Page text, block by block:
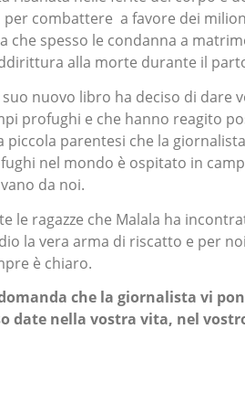
per combattere a favore dei
che spesso le condanna a
alla morte durante il
suo nuovo libro ha deciso di dare
profughi e che hanno reagito
piccola parentesi che la
nel mondo è ospitato in
da noi.
le ragazze che Malala ha
la vera arma di riscatto e per
è chiaro.
che la giornalista vi
date nella vostra vita, nel